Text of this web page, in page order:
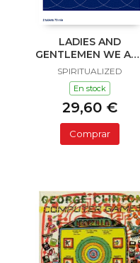
LADIES AND
GENTLEMEN WE ARE
FLOATING IN SPACE
SPIRITUALIZED
En stock
29,60 €
Comprar